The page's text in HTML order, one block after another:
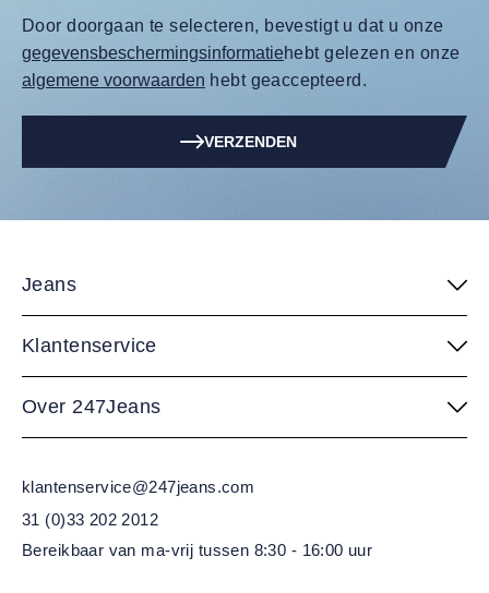
Door doorgaan te selecteren, bevestigt u dat u onze
gegevensbeschermingsinformatiehebt gelezen en onze
algemene voorwaarden hebt geaccepteerd.
VERZENDEN
Jeans
Klantenservice
Over 247Jeans
klantenservice@247jeans.com
31 (0)33 202 2012
Bereikbaar van ma-vrij tussen 8:30 - 16:00 uur